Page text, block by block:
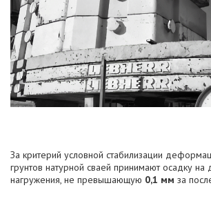
За критерий условной стабилизации
грунтов натурной сваей принимают осадку на
нагружения, не превышающую 0,1 мм за